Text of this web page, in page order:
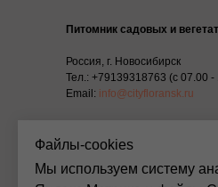
КОМПАНИЯ
опросы
Питомник садовых и
Россия, г. Новосибирск
Тел.: +79139318763 (с 07.00
Email: info@cityfloransk.ru
Файлы-cookies
Мы используем систему